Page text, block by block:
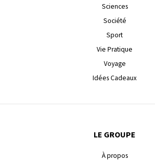
Sciences
Société
Sport
Vie Pratique
Voyage
Idées Cadeaux
LE GROUPE
À propos